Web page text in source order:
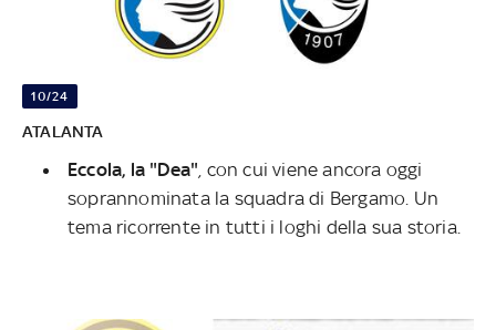
10/24
ATALANTA
Eccola, la "Dea", con cui viene ancora oggi
soprannominata la squadra di Bergamo. Un
tema ricorrente in tutti i loghi della sua storia.